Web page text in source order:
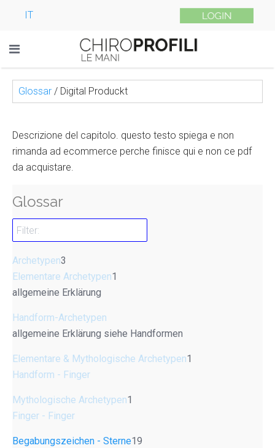
IT
Glossar / Digital Produckt
Descrizione del capitolo. questo testo spiega e non
rimanda ad ecommerce perche finisce qui e non ce pdf
da acquistare.
Glossar
Archetypen3
Elementare Archetypen1
allgemeine Erklärung
Handform-Archetypen
allgemeine Erklärung siehe Handformen
Elementare & Mythologische Archetypen1
Handform - Finger
Mythologische Archetypen1
Finger - Finger
Begabungszeichen - Sterne19